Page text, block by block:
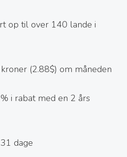
op til over 140 lande i
(2.88$) om måneden
i rabat med en 2 års
dage